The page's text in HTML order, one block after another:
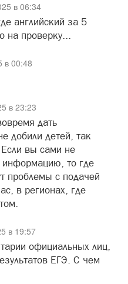
в 06:34
английский за 5
на проверку...
в 00:48
в 23:23
дать
добили детей, так
вы сами не
информацию, то где
проблемы с подачей
в регионах, где
в 19:57
официальных лиц,
ЕГЭ. С чем